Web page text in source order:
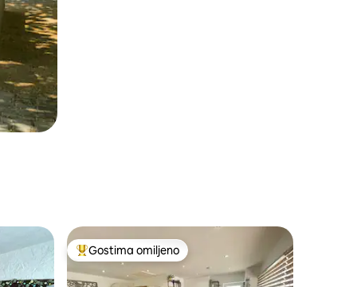
Najuspešniji među gostima omiljenim
Gostima omiljeno